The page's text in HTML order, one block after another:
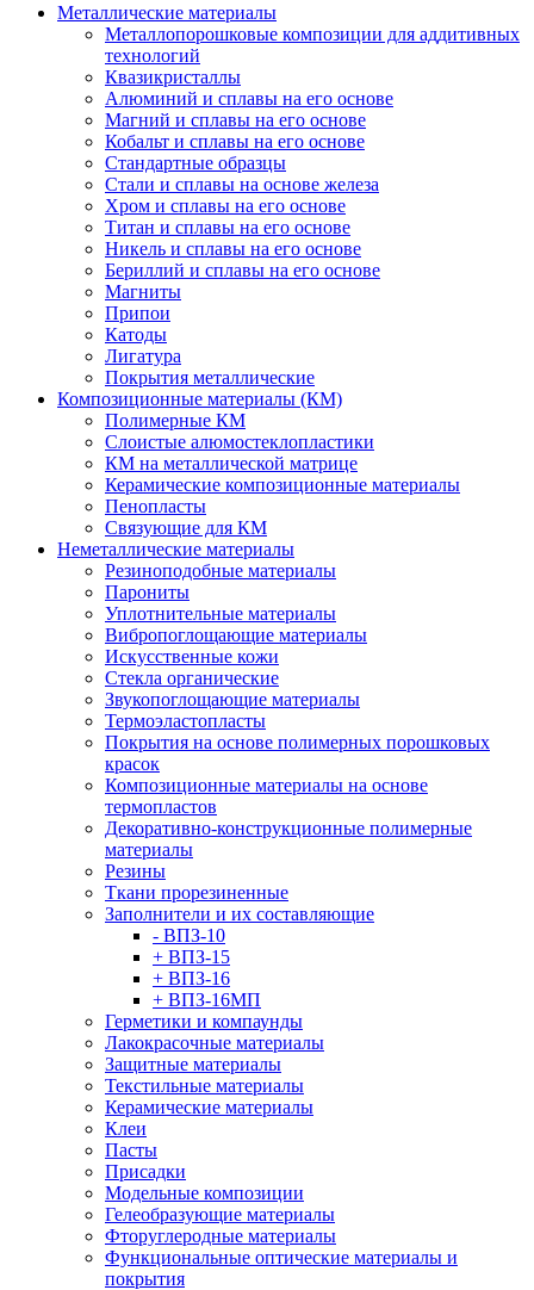
Металлические материалы
Металлопорошковые композиции для аддитивных
технологий
Квазикристаллы
Алюминий и сплавы на его основе
Магний и сплавы на его основе
Кобальт и сплавы на его основе
Стандартные образцы
Стали и сплавы на основе железа
Хром и сплавы на его основе
Титан и сплавы на его основе
Никель и сплавы на его основе
Бериллий и сплавы на его основе
Магниты
Припои
Катоды
Лигатура
Покрытия металлические
Композиционные материалы (КМ)
Полимерные КМ
Слоистые алюмостеклопластики
КМ на металлической матрице
Керамические композиционные материалы
Пенопласты
Связующие для КМ
Неметаллические материалы
Резиноподобные материалы
Парониты
Уплотнительные материалы
Вибропоглощающие материалы
Искусственные кожи
Стекла органические
Звукопоглощающие материалы
Термоэластопласты
Покрытия на основе полимерных порошковых
красок
Композиционные материалы на основе
термопластов
Декоративно-конструкционные полимерные
материалы
Резины
Ткани прорезиненные
Заполнители и их составляющие
- ВПЗ-10
+ ВПЗ-15
+ ВПЗ-16
+ ВПЗ-16МП
Герметики и компаунды
Лакокрасочные материалы
Защитные материалы
Текстильные материалы
Керамические материалы
Клеи
Пасты
Присадки
Модельные композиции
Гелеобразующие материалы
Фторуглеродные материалы
Функциональные оптические материалы и
покрытия